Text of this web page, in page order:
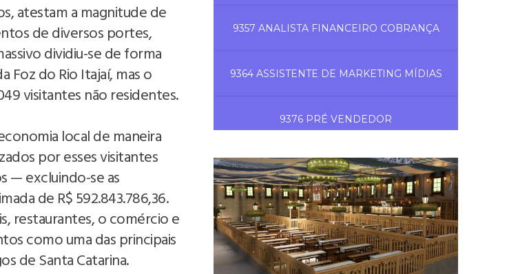
atestam a magnitude de
de diversos portes,
dividiu-se de forma
Foz do Rio Itajaí, mas o
visitantes não residentes.
local de maneira
por esses visitantes
— excluindo-se as
de R$ 592.843.786,36.
restaurantes, o comércio e
como uma das principais
de Santa Catarina.